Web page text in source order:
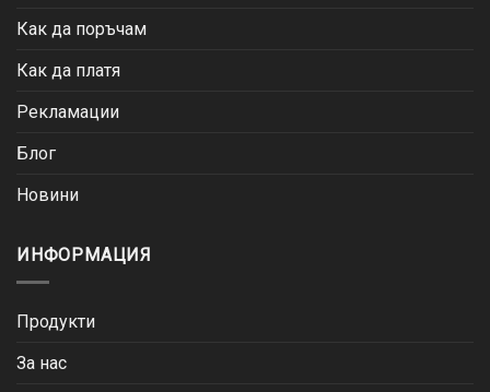
Как да поръчам
Как да платя
Рекламации
Блог
Новини
ИНФОРМАЦИЯ
Продукти
За нас